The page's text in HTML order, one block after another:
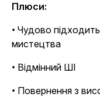
Плюси:
• Чудово
мистецтва
• Відмінний ШІ
• Повернення з